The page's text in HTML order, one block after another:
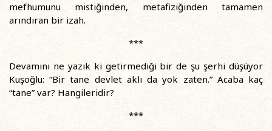
mefhumunu mistiğinden, metafiziğinden tamamen
arındıran bir izah.
***
Devamını ne yazık ki getirmediği bir de şu şerhi düşüyor
Kuşoğlu: “Bir tane devlet aklı da yok zaten.” Acaba kaç
“tane” var? Hangileridir?
***